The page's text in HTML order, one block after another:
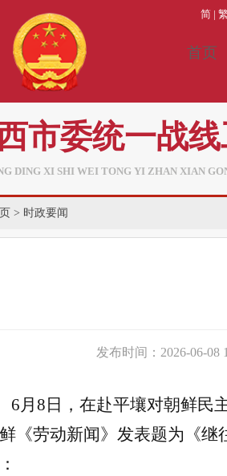
简 | 繁
首页
市委统一战
DING XI SHI WEI TONG YI ZHAN XIAN
> 时政要闻
发布时间：2026-06-08
6月8日，在赴平壤对朝鲜民
《劳动新闻》发表题为《